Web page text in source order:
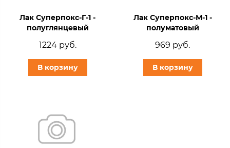
Лак Суперпокс-Г-1 -
полуглянцевый
1224 руб.
В корзину
Лак Суперпокс-М-1 -
полуматовый
969 руб.
В корзину